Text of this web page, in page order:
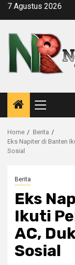
Skip7 Agustus 2026
Primary
Menu
Home
Berita
Eks Napiter di Banten
Sosial
Berita
Eks
Ikuti
AC,
Sosial